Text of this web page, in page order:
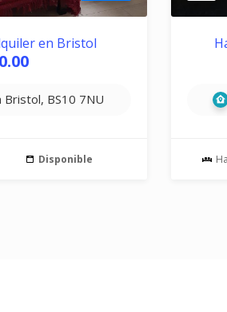
en Bristol
Bristol, BS10 7NU
Disponible